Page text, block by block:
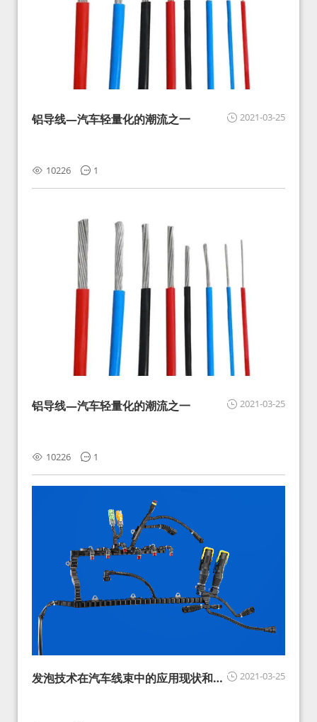
2021-03-25
铝导线—汽车轻量化的潮流之一
10226 1
2021-03-25
铝导线—汽车轻量化的潮流之一
10226 1
2021-03-25
发泡技术在汽车线束中的应用现状和展